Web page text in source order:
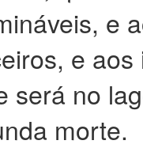
e
e
será no
morte.